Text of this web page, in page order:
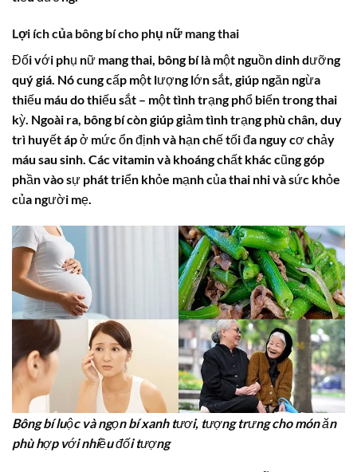
Lợi ích của bông bí cho phụ nữ mang thai
Đối với phụ nữ mang thai, bông bílà một nguồn dinh dưỡng
quý giá. Nó cung cấp một lượng lớn sắt, giúp ngăn ngừa
thiếu máu do thiếu sắt – một tình trạng phổ biến trong thai
kỳ. Ngoài ra, bông bícòn giúp giảm tình trạng phù chân, duy
trì huyết áp ở mức ổn định và hạn chế tối đa nguy cơ chảy
máu sau sinh. Các vitamin và khoáng chất khác cũng góp
phần vào sự phát triển khỏe mạnh của thai nhi và sức khỏe
của người mẹ.
Bông bí luộc và ngọn bí xanh tươi, tượng trưng cho món ăn
phù hợp với nhiều đối tượng